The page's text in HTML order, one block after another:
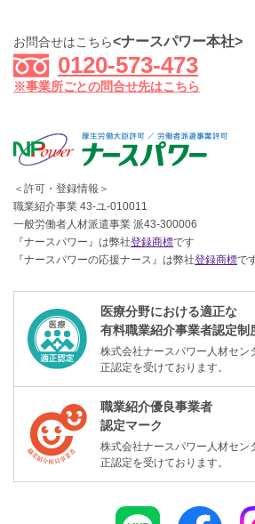
お問合せはこちら<ナースパワー本社>
0120-573-473
※事業所ごとの問合せ先はこちら
＜許可・登録情報＞
職業紹介事業 43-ユ-010011
一般労働者人材派遣事業 派43-300006
『ナースパワー』は弊社登録商標です
『ナースパワーの応援ナース』は弊社登録商標で
医療分野における適正な
有料職業紹介事業者認定制
株式会社ナースパワー人材セン
正認定を受けております。
職業紹介優良事業者
認定マーク
株式会社ナースパワー人材セン
正認定を受けております。